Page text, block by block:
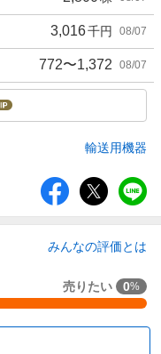
3,016千円 08/07
772〜1,372 08/07
輸送用機器
みんなの評価とは
売りたい 0%